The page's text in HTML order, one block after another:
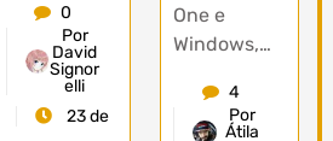
0
Por
David
Signor
elli
23 de
One e
Windows,…
4
Por
Átila